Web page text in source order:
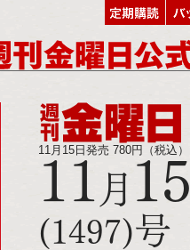
11月15日発売 780円（税込）
11 月 15
(1497)号